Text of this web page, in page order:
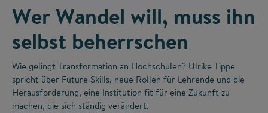
Wer Wandel will, muss ihn
selbst beherrschen
Wie gelingt Transformation an Hochschulen? Ulrike Tippe
spricht über Future Skills, neue Rollen für Lehrende und die
Herausforderung, eine Institution fit für eine Zukunft zu
machen, die sich ständig verändert.